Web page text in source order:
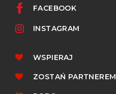
FACEBOOK
INSTAGRAM
WSPIERAJ
ZOSTAŃ PARTNEREM